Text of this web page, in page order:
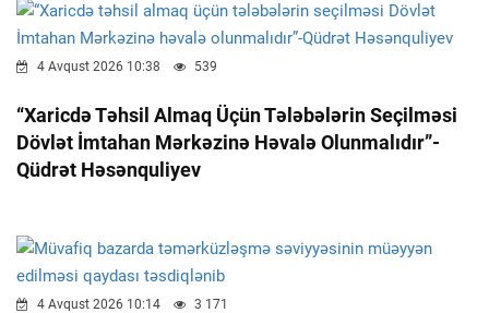
4 Avqust 2026 10:38 539
“Xaricdə Təhsil Almaq Üçün Tələbələrin Seçilməsi
Dövlət İmtahan Mərkəzinə Həvalə Olunmalıdır”-
Qüdrət Həsənquliyev
4 Avqust 2026 10:14 3 171